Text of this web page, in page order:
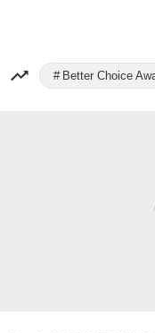
Better Choice